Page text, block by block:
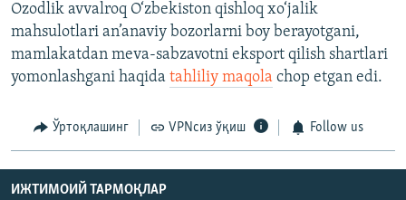
Ozodlik avvalroq O‘zbekiston qishloq xo‘jalik
mahsulotlari an’anaviy bozorlarni boy berayotgani,
mamlakatdan meva-sabzavotni eksport qilish shartlari
yomonlashgani haqida tahliliy maqola chop etgan edi.
Ўртоқлашинг VPNсиз ўқиш Follow us
ИЖТИМОИЙ ТАРМОҚЛАР